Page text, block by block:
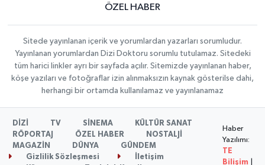
ÖZEL HABER
Sitede yayınlanan içerik ve yorumlardan yazarları sorumludur.
Yayınlanan yorumlardan Dizi Doktoru sorumlu tutulamaz. Sitedeki
tüm harici linkler ayrı bir sayfada açılır. Sitemizde yayınlanan haber,
köşe yazıları ve fotoğraflar izin alınmaksızın kaynak gösterilse dahi,
herhangi bir ortamda kullanılamaz ve yayınlanamaz
DİZİ TV SİNEMA
KÜLTÜR SANAT
RÖPORTAJ
ÖZEL HABER
NOSTALJİ
MAGAZİN
DÜNYA
GÜNDEM
Gizlilik Sözleşmesi
İletişim
Haber
Yazılımı:
TE
Bilişim